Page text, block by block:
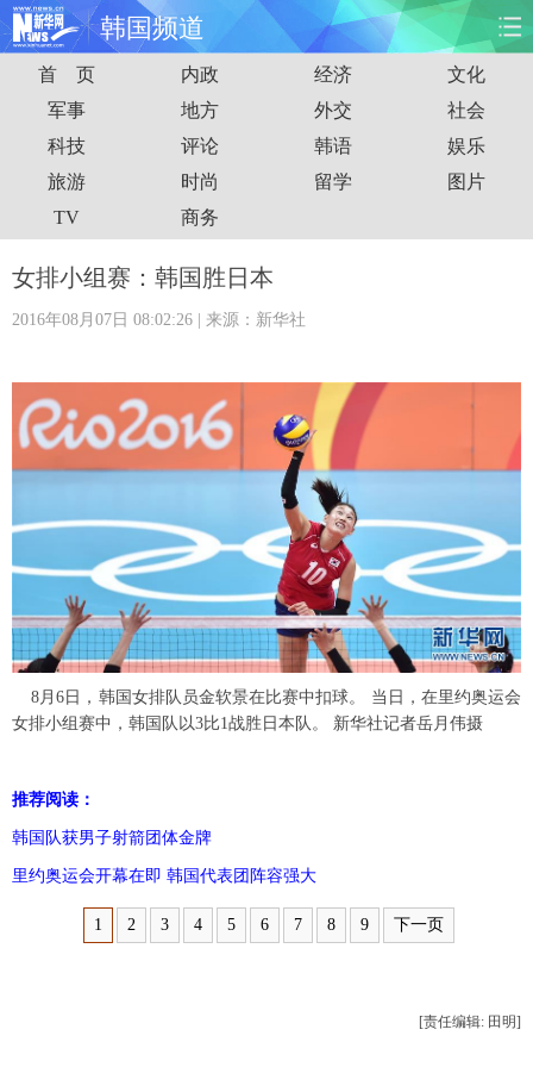
韩国频道
首页 时政 国际 财经
娱乐 体育 人事 教育
时尚 思客
港澳 台湾
科技 能源
彩票
旅游 健康 信息化 数据
军事
富媒体 摄影 新华广播
新华电视中文 新华电视英文 返回PC
首 页 内政 经济
文化
军事
地方 外交
社会
科技
评论 韩语
娱乐
旅游
时尚 留学
图片
TV
商务
女排小组赛：韩国胜日本
2016年08月07日 08:02:26 | 来源：新华社
8月6日，韩国女排队员金软景在比赛中扣球。 当日，在里约奥运会
女排小组赛中，韩国队以3比1战胜日本队。 新华社记者岳月伟摄
推荐阅读：
韩国队获男子射箭团体金牌
里约奥运会开幕在即 韩国代表团阵容强大
1 2 3 4 5 6 7 8 9 下一页
[责任编辑: 田明]